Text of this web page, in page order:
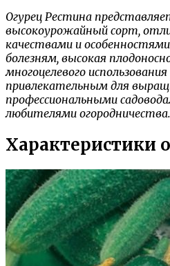
Огурец Рестина
высокоурожайный сорт,
качествами и
болезням, высокая
многоцелевого
привлекательным для
профессиональными
любителями огородничества.
Характеристики